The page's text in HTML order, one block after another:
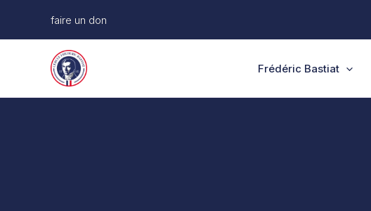
faire un don
Frédéric Bastiat